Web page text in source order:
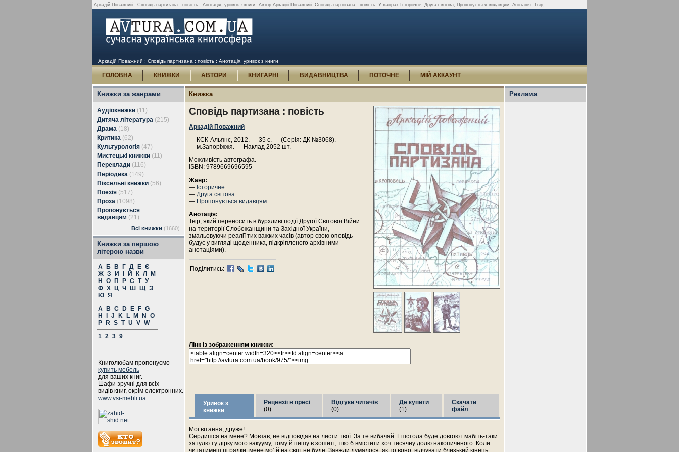
Аркадій Поважний : Сповідь партизана : повість : Анотація, уривок з книги. Автор Аркадій Поважний. Сповідь партизана : повість. У жанрах Історичне, Друга світова, Пропонується видавцям. Анотація: Твір, ...
Аркадій Поважний : Сповідь партизана : повість : Анотація, уривок з книги
ГОЛОВНА КНИЖКИ АВТОРИ КНИГАРНІ ВИДАВНИЦТВА ПОТОЧНЕ МІЙ АККАУНТ
Книжки за жанрами
Аудіокнижки (11)
Дитяча література (215)
Драма (18)
Критика (62)
Культурологія (47)
Мистецькі книжки (11)
Переклади (116)
Періодика (149)
Піксельні книжки (56)
Поезія (517)
Проза (1098)
Пропонується
видавцям (21)
Всі книжки (1660)
Книжки за першою
літерою назви
А Б В Г Д Е Є
Ж З И Й К Л
М
Н
О П Р С Т У
Ф Х Ц Ч Ш Щ Э
Ю Я
A
B C D E F G
H
J K L M N
O
P
R S T U V W
1 2 3 9
Книголюбам пропонуємо
купить мебель
для ваших книг.
Шафи зручні для всіх
видів книг, окрім електронних.
www.vsi-mebli.ua
Книжка
Сповідь партизана : повість
Аркадій Поважний
— КСК-Альянс, 2012. — 35 с. — (Серія: ДК №3068).
— м.Запоріжжя. — Наклад 2052 шт.
Можливість автографа.
ISBN: 9789669696595
Жанр:
— Історичне
— Друга світова
— Пропонується видавцям
Анотація:
Твір, який переносить в бурхливі події Другої Світової Війни
на території Слобожанщини та Західної України,
змальовуючи реалії тих важких часів (автор свою оповідь
будує у вигляді щоденника, підкріпленого архівними
анотаціями).
Поділитись:
Лінк із зображенням книжки:
Уривок з
книжки
Рецензії в пресі
(0)
Відгуки читачів
(0)
Де купити
(1)
Скачати
файл
Мої вітання, друже!
Сердишся на мене? Мовчав, не відповідав на листи твої. За те вибачай. Епістола буде довгою і мабіть-таки
затулю ту дірку мого вакууму, тому й пишу в зошиті, тіко б вмістити хоч тисячну долю накопиченого. Коли
читатимеш ці рядки, мене мо’ й на світі не буде. Завжди думалося, як то воно, відчувати близький кінець
Реклама